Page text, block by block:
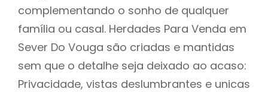
complementando o sonho de qualquer
família ou casal. Herdades Para Venda em
Sever Do Vouga são criadas e mantidas
sem que o detalhe seja deixado ao acaso:
Privacidade, vistas deslumbrantes e unicas